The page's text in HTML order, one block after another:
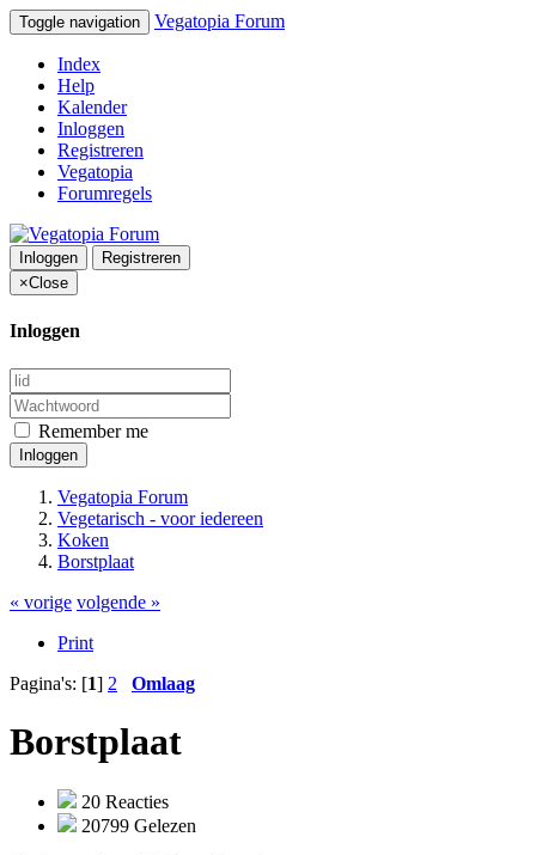
Toggle navigation Vegatopia Forum
Index
Help
Kalender
Inloggen
Registreren
Vegatopia
Forumregels
Inloggen
Registreren
×Close
Inloggen
Remember me
Inloggen
Vegatopia Forum
Vegetarisch - voor iedereen
Koken
Borstplaat
« vorige volgende »
Print
Pagina's: [1] 2 Omlaag
Borstplaat
20 Reacties
20799 Gelezen